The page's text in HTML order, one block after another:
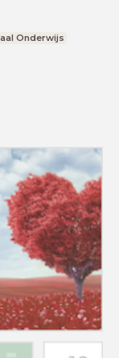
Onderwijs